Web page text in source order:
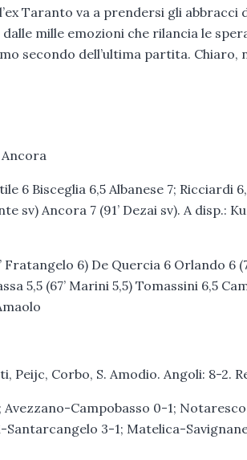
Taranto va a prendersi gli
mille emozioni che rilancia le
secondo dell’ultima partita. Chiaro,
Ancora
6 Bisceglia 6,5 Albanese 7; Ricciardi
sv) Ancora 7 (91’ Dezai sv). A disp.:
6) De Quercia 6 Orlando 6
5,5 (67’ Marini 5,5) Tomassini 6,5
Corbo, S. Amodio. Angoli: 8-2.
Campobasso 0-1;
3-1; Matelica-